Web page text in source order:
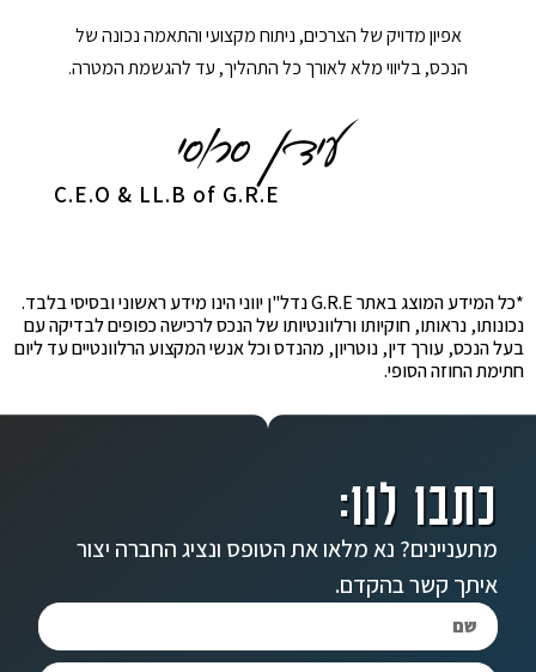
אפיון מדויק של הצרכים, ניתוח מקצועי והתאמה נכונה של
הנכס, בליווי מלא לאורך כל התהליך, עד להגשמת המטרה.
C.E.O & LL.B of G.R.E
*כל המידע המוצג באתר G.R.E נדל"ן יווני הינו מידע ראשוני ובסיסי בלבד.
נכונותו, נראותו, חוקיותו ורלוונטיותו של הנכס לרכישה כפופים לבדיקה עם
בעל הנכס, עורך דין, נוטריון, מהנדס וכל אנשי המקצוע הרלוונטיים עד ליום
חתימת החוזה הסופי.
כתבו לנו:
מתעניינים? נא מלאו את הטופס ונציג החברה יצור
איתך קשר בהקדם.